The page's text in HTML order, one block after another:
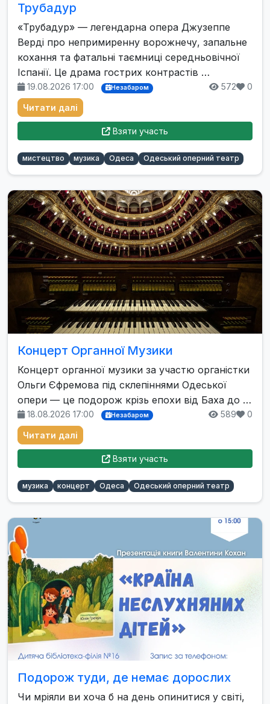
Трубадур
«Трубадур» — легендарна опера Джузеппе
Верді про непримиренну ворожнечу, запальне
кохання та фатальні таємниці середньовічної
Іспанії. Це драма гострих контрастів …
19.08.2026 17:00 Незабаром 572 0
Читати далі
Взяти участь
мистецтво музика Одеса Одеський оперний театр
Концерт Органної Музики
Концерт органної музики за участю органістки
Ольги Єфремова під склепіннями Одеської
опери — це подорож крізь епохи від Баха до …
18.08.2026 17:00 Незабаром 589 0
Читати далі
Взяти участь
музика концерт Одеса Одеський оперний театр
Подорож туди, де немає дорослих
Чи мріяли ви хоча б на день опинитися у світі,